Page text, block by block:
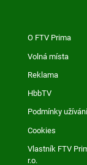
O FTV Prima
Volná místa
Reklama
HbbTV
Podmínky užívání
Cookies
Vlastník FTV
r.o.